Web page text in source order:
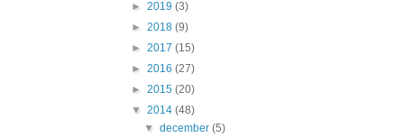
► 2019 (3)
► 2018 (9)
► 2017 (15)
► 2016 (27)
► 2015 (20)
▼ 2014 (48)
▼december(5)